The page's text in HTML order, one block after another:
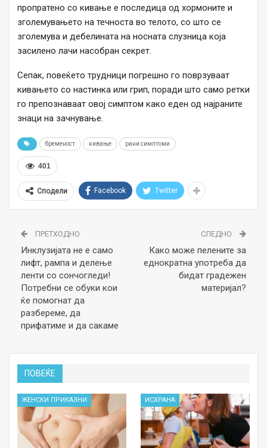
пропратено со кивање е последица од хормоните и
зголемувањето на течноста во телото, со што се
зголемува и дебелината на носната слузница која
засилено лачи насобран секрет.
Сепак, повеќето трудници погрешно го поврзуваат
кивањето со настинка или грип, поради што само ретки
го препознаваат овој симптом како еден од најраните
знаци на зачнување.
бременост кивање рани симптоми
401
Сподели Facebook Twitter
ПРЕТХОДНО
Инклузијата не е само
лифт, рампа и делење
ленти со сончогледи!
Потребни се обуки кои
ќе помогнат да
разбереме, да
прифатиме и да сакаме
СЛЕДНО
Како може пелените за
еднократна употреба да
бидат градежен
материјал?
ПОВЕЌЕ
ЖЕНСКИ ПРИКАЗНИ ИСХРАНА